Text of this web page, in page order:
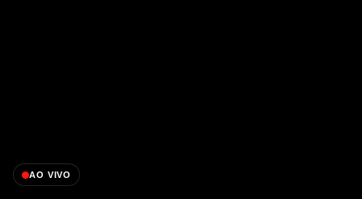
AO VIVO